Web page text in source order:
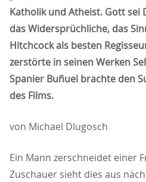
Katholik und Atheist. Gott sei
das Widersprüchliche, das
Hitchcock als besten
zerstörte in seinen Werken
Spanier Buñuel brachte den
des Films.
von Michael Dlugosch
Ein Mann zerschneidet einer
Zuschauer sieht dies aus